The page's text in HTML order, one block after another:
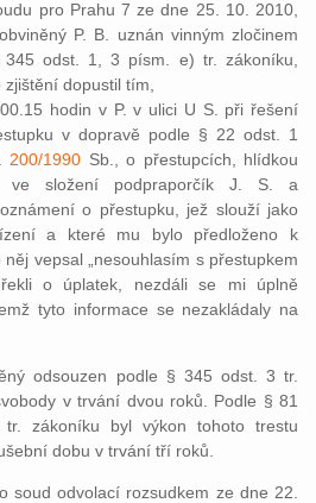
pro Prahu 7 ze dne 25. 10. 2010,
P. B. uznán vinným zločinem
odst. 1, 3 písm. e) tr. zákoníku,
dopustil tím,
hodin v P. v ulici U S. při řešení
v dopravě podle § 22 odst. 1
200/1990 Sb., o přestupcích, hlídkou
ve složení podpraporčík J. S. a
o přestupku, jež slouží jako
a které mu bylo předloženo k
vepsal „nesouhlasím s přestupkem
o úplatek, nezdáli se mi úplně
tyto informace se nezakládaly na
odsouzen podle § 345 odst. 3 tr.
v trvání dvou roků. Podle § 81
zákoníku byl výkon tohoto trestu
dobu v trvání tří roků.
soud odvolací rozsudkem ze dne 22.